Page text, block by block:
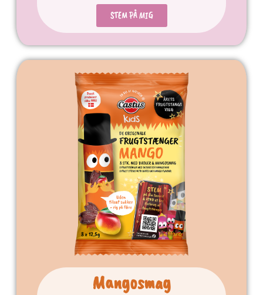
STEM PÅ MIG
Mangosmag